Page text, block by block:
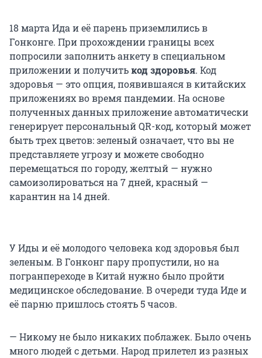
18 марта Ида и её парень приземлились в
Гонконге. При прохождении границы всех
попросили заполнить анкету в специальном
приложении и получитькод здоровья. Код
здоровья — это опция, появившаяся в китайских
приложениях во время пандемии. На основе
полученных данных приложение автоматически
генерирует персональный QR-код, который может
быть трех цветов: зеленый означает, что вы не
представляете угрозу и можете свободно
перемещаться по городу, желтый — нужно
самоизолироваться на 7 дней, красный —
карантин на 14 дней.
У Иды и её молодого человека код здоровья был
зеленым. В Гонконг пару пропустили, но на
погранпереходе в Китай нужно было пройти
медицинское обследование. В очереди туда Иде и
её парню пришлось стоять 5 часов.
— Никому не было никаких поблажек. Было очень
много людей с детьми. Народ прилетел из разных